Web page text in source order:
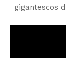
gigantescos